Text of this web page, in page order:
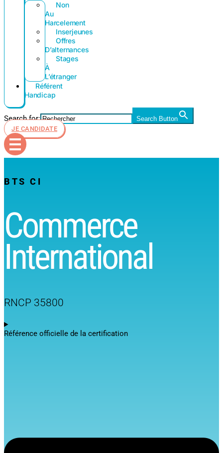
Non
Au
Harcelement
Inserjeunes
Offres
D’alternances
Stages
À
L’étranger
Référent
Handicap
Search for:
Search Button
JE CANDIDATE
BTS CI
Commerce
International
RNCP 35800
Référence officielle de la certification